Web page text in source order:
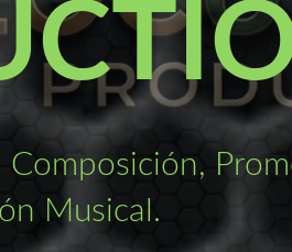
Composición,
Musical.